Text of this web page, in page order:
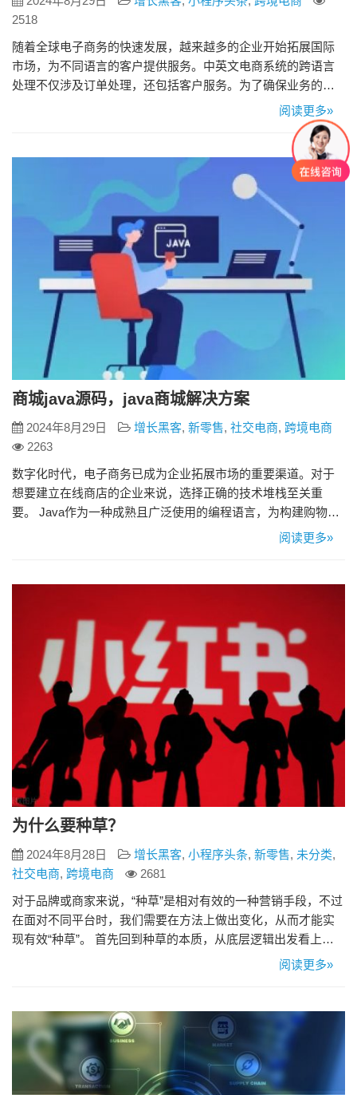
2518
随着全球电子商务的快速发展，越来越多的企业开始拓展国际
市场，为不同语言的客户提供服务。中英文电商系统的跨语言
处理不仅涉及订单处理，还包括客户服务。为了确保业务的顺
利运营和客户的满意体验，中英文电商系统需要实施多语言支
持策略，优化跨语言订单处理流程和客户服务。本文将探讨中
英文电商系统如何有效处理跨语言订单处理和客户服务，以实
现全球业务的顺利运行。 一、跨语言订单处理 多语言界面设计
中英文电商系统的…
阅读更多»
商城java源码，java商城解决方案
2024年8月29日 增长黑客, 新零售, 社交电商, 跨境电商
2263
数字化时代，电子商务已成为企业拓展市场的重要渠道。对于
想要建立在线商店的企业来说，选择正确的技术堆栈至关重
要。 Java作为一种成熟且广泛使用的编程语言，为构建购物中
心提供了强大的功能和灵活性。 商城Java源码：商城开发的核
源代码提供了强大的技术支持，使开发团队能够： &#82…
阅读更多»
为什么要种草？
2024年8月28日 增长黑客, 小程序头条, 新零售, 未分类,
社交电商, 跨境电商
2681
对于品牌或商家来说，“种草”是相对有效的一种营销手段，不过
在面对不同平台时，我们需要在方法上做出变化，从而才能实
现有效“种草”。 首先回到种草的本质，从底层逻辑出发看上层
建筑： 种草做为一种伴随着社交媒体和达人经济出现的营销手
匹配TA、人设是否适合传递这个品牌信息、内容能否被买单、
内容的…
阅读更多»